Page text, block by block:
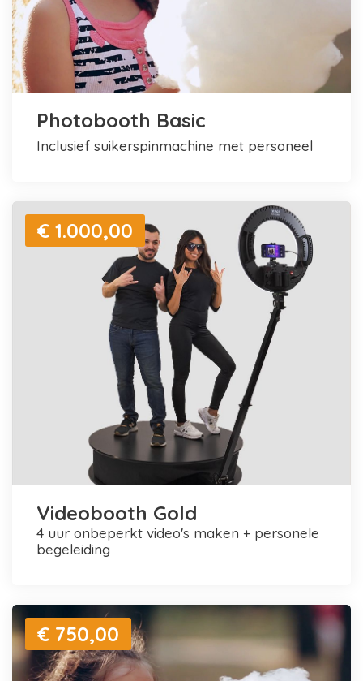
Photobooth Basic
inclusief suikerspinmachine met personeel
€ 1.000,00
Videobooth Gold
4 uur onbeperkt video's maken + personele
begeleiding
€ 750,00